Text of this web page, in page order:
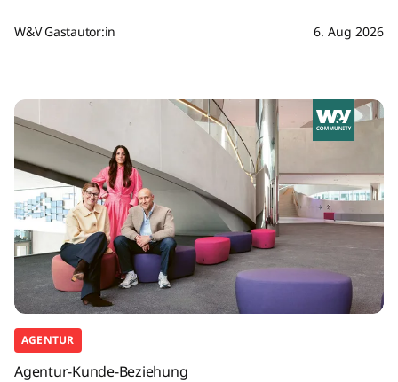
W&V Gastautor:in 6. Aug 2026
AGENTUR
Agentur-Kunde-Beziehung